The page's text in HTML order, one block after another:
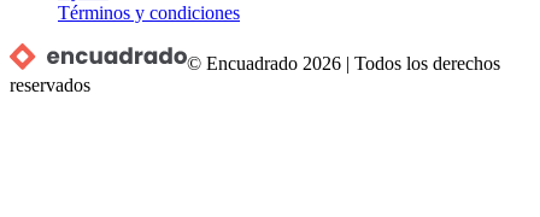
Términos y condiciones
© Encuadrado 2026 |Todos los derechos
reservados